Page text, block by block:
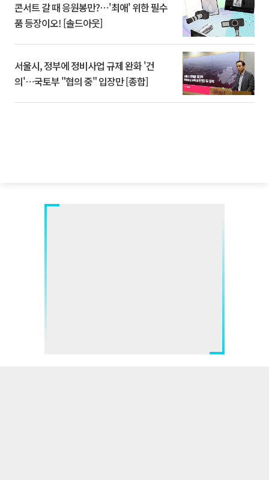
콘서트 갈 때 응원봉만?⋯'최애' 위한 필수
품 등장이오! [솔드아웃]
서울시, 정부에 정비사업 규제 완화 '건
의'⋯국토부 "협의 중" 입장만 [종합]